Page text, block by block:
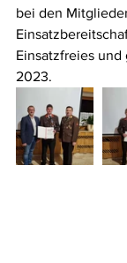
bei den
Einsatzfreies und
2023.